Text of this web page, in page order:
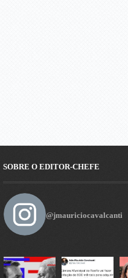
SOBRE O EDITOR-CHEFE
@jmauriciocavalcanti